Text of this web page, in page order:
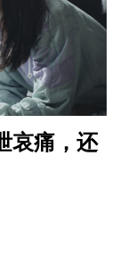
哀痛，还